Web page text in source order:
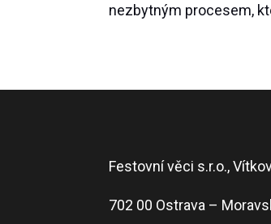
nezbytným procesem,
Festovní věci s.r.o.,
702 00 Ostrava –